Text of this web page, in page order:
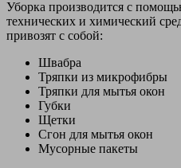
Уборка производится с
технических и химический
привозят с собой:
Швабра
Тряпки из микрофибры
Тряпки для мытья окон
Губки
Щетки
Сгон для мытья окон
Мусорные пакеты